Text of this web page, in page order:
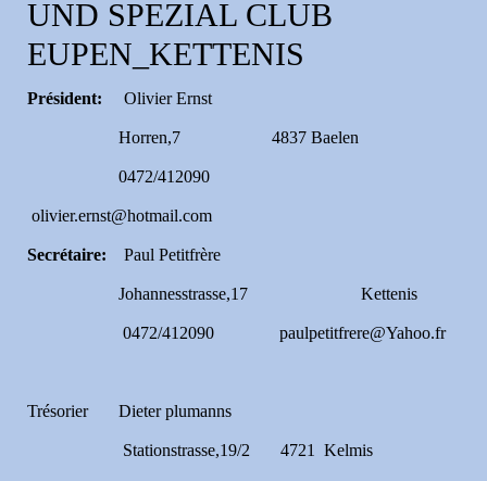
UND SPEZIAL CLUB
EUPEN_KETTENIS
Président: Olivier Ernst
Horren,7 4837 Baelen
0472/412090
olivier.ernst@hotmail.com
Secrétaire: Paul Petitfrère
Johannesstrasse,17 Kettenis
0472/412090 paulpetitfrere@Yahoo.fr
Trésorier Dieter plumanns
Stationstrasse,19/2 4721 Kelmis